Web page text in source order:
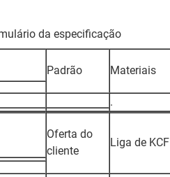
da especificação
Padrão Materiais
.
Oferta do
cliente
Liga de KCF